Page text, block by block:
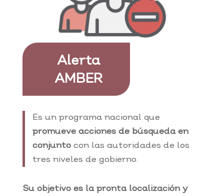
Alerta
AMBER
Es un programa nacional que
promueve acciones de búsqueda en
conjuntocon las autoridades de los
tres niveles de gobierno.
Su objetivo es la pronta localización y